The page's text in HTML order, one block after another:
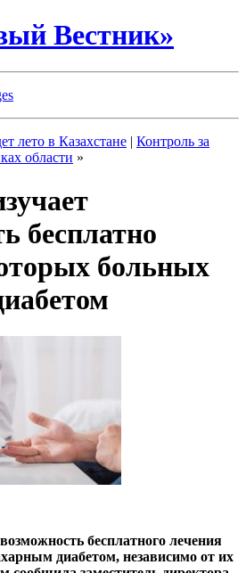
Вестник»
лето в Казахстане | Контроль за
области »
бесплатно
больных
бесплатного лечения
диабетом, независимо от их